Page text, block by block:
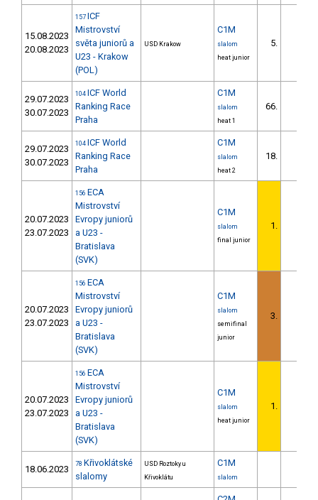
15.08.2023
20.08.2023
157 ICF
Mistrovství
světa juniorů a
U23 - Krakow
(POL)
USD Krakow
C1M
slalom
heat junior
5.
29.07.2023
30.07.2023
104 ICF World
Ranking Race
Praha
C1M
slalom
heat 1
66.
29.07.2023
30.07.2023
104 ICF World
Ranking Race
Praha
C1M
slalom
heat 2
18.
20.07.2023
23.07.2023
156 ECA
Mistrovství
Evropy juniorů
a U23 -
Bratislava
(SVK)
C1M
slalom
final junior
1.
20.07.2023
23.07.2023
156 ECA
Mistrovství
Evropy juniorů
a U23 -
Bratislava
(SVK)
C1M
slalom
semifinal
junior
3.
20.07.2023
23.07.2023
156 ECA
Mistrovství
Evropy juniorů
a U23 -
Bratislava
(SVK)
C1M
slalom
heat junior
1.
18.06.2023 78 Křivoklátské
slalomy
USD Roztoky u
Křivoklátu
C1M
slalom